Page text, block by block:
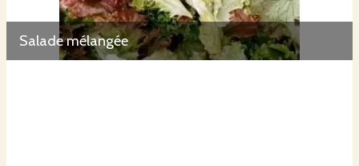
Salade mélangée